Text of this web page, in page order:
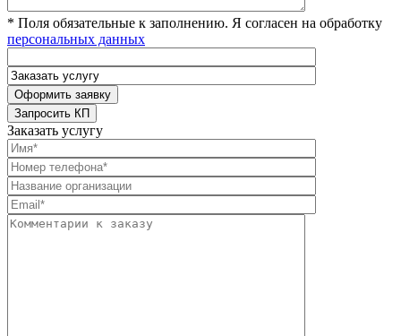
* Поля обязательные к заполнению. Я согласен на обработку
персональных данных
Заказать услугу